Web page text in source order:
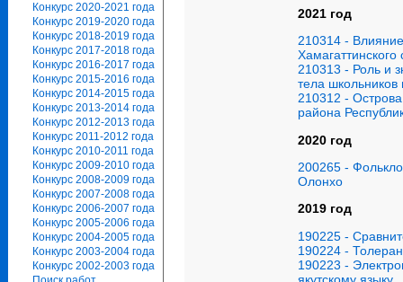
Конкурс 2020-2021 года
Конкурс 2019-2020 года
Конкурс 2018-2019 года
Конкурс 2017-2018 года
Конкурс 2016-2017 года
Конкурс 2015-2016 года
Конкурс 2014-2015 года
Конкурс 2013-2014 года
Конкурс 2012-2013 года
Конкурс 2011-2012 года
Конкурс 2010-2011 года
Конкурс 2009-2010 года
Конкурс 2008-2009 года
Конкурс 2007-2008 года
Конкурс 2006-2007 года
Конкурс 2005-2006 года
Конкурс 2004-2005 года
Конкурс 2003-2004 года
Конкурс 2002-2003 года
2021 год
210314 -
210313 - Роль и
тела
210312 -
района
2020 год
200265 -
Олонхо
2019 год
190225 -
190224 -
190223 -
якутскому языку